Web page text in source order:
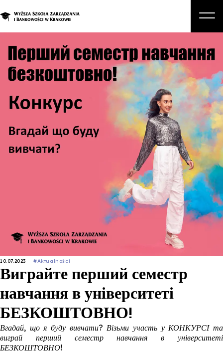
10.07.2023 #Aktualności
Виграйте перший семестр
навчання в університеті
БЕЗКОШТОВНО!
Вгадай, що я буду вивчати? Візьми участь у КОНКУРСІ та
виграй перший семестр навчання в університеті
БЕЗКОШТОВНО!